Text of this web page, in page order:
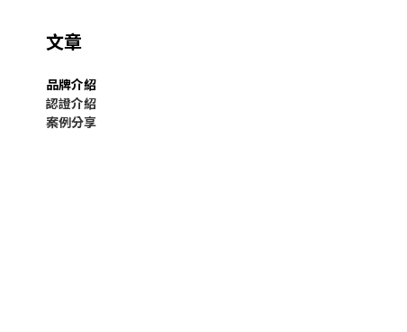
文章
品牌介紹
認證介紹
案例分享